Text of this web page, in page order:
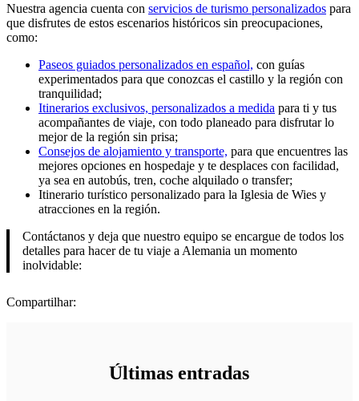
Nuestra agencia cuenta con servicios de turismo personalizados para
que disfrutes de estos escenarios históricos sin preocupaciones,
como:
Paseos guiados personalizados en español, con guías
experimentados para que conozcas el castillo y la región con
tranquilidad;
Itinerarios exclusivos, personalizados a medida para ti y tus
acompañantes de viaje, con todo planeado para disfrutar lo
mejor de la región sin prisa;
Consejos de alojamiento y transporte, para que encuentres las
mejores opciones en hospedaje y te desplaces con facilidad,
ya sea en autobús, tren, coche alquilado o transfer;
Itinerario turístico personalizado para la Iglesia de Wies y
atracciones en la región.
Contáctanos y deja que nuestro equipo se encargue de todos los
detalles para hacer de tu viaje a Alemania un momento
inolvidable:
Compartilhar:
Últimas entradas